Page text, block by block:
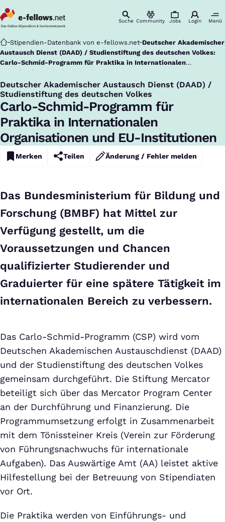
Suche Community Jobs Login Menü
Startseite
Stipendien-Datenbank von e-fellows.net Deutscher Akademischer
Austausch Dienst (DAAD) / Studienstiftung des deutschen Volkes:
Carlo-Schmid-Programm für Praktika in Internationalen
Organisationen und EU-Institutionen
Deutscher Akademischer Austausch Dienst (DAAD) /
Studienstiftung des deutschen Volkes
:
Carlo-Schmid-Programm für
Praktika in Internationalen
Organisationen und EU-Institutionen
Merken Teilen Änderung / Fehler melden
Das Bundesministerium für Bildung und
Forschung (BMBF) hat Mittel zur
Verfügung gestellt, um die
Voraussetzungen und Chancen
qualifizierter Studierender und
Graduierter für eine spätere Tätigkeit im
internationalen Bereich zu verbessern.
Das Carlo-Schmid-Programm (CSP) wird vom
Deutschen Akademischen Austauschdienst (DAAD)
und der Studienstiftung des deutschen Volkes
gemeinsam durchgeführt. Die Stiftung Mercator
beteiligt sich über das Mercator Program Center
an der Durchführung und Finanzierung. Die
Programmumsetzung erfolgt in Zusammenarbeit
mit dem Tönissteiner Kreis (Verein zur Förderung
von Führungsnachwuchs für internationale
Aufgaben). Das Auswärtige Amt (AA) leistet aktive
Hilfestellung bei der Betreuung von Stipendiaten
vor Ort.
Die Praktika werden von Einführungs- und